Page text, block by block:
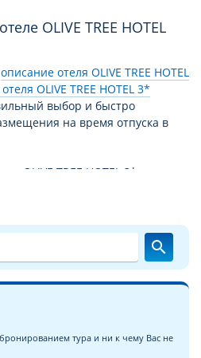
описание отеля OLIVE TREE HOTEL
OLIVE TREE HOTEL 3*
выбор и быстро
на время отпуска в
OLIVE TREE HOTEL 3* принял
этому не только
туристов сочетание цены –
путевка в OLIVE TREE HOTEL 3*
спросом.
TREE HOTEL 3* на курорте
и продуманное решение для
цена/качество и
TREE HOTEL 3* полностью
search
тура и ни к чему Вас не